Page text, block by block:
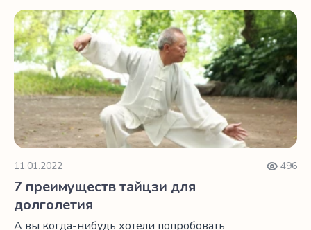
падений приводят к серьезным травмам.
7 преимуществ тайцзи для долголетия
11.01.2022 496
7 преимуществ тайцзи для
долголетия
А вы когда-нибудь хотели попробовать